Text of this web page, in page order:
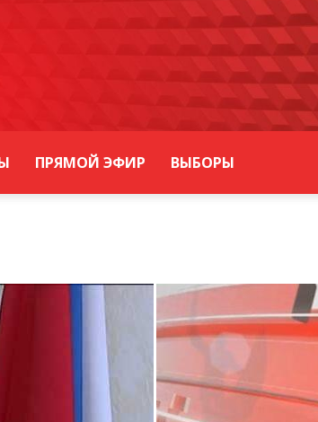
ПРЯМОЙ ЭФИР ВЫБОРЫ